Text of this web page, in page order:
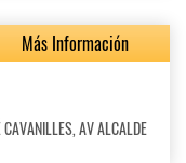
Más Información
AV ALCALDE